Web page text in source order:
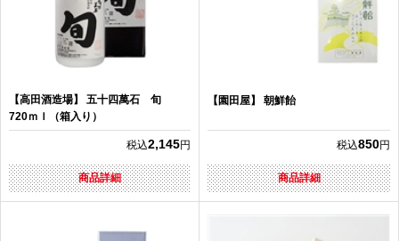
【高田酒造場】 五十四萬石 旬
720ｍｌ（箱入り）
税込2,145円
商品詳細
【園田屋】 朝鮮飴
税込850円
商品詳細